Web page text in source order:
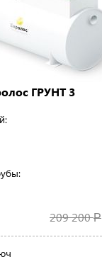
ГРУНТ 3
209 200Р